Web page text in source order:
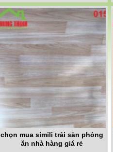
chọn mua simili trải sàn phòng
ăn nhà hàng giá rẻ